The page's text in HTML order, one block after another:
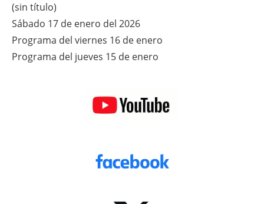
(sin título)
Sábado 17 de enero del 2026
Programa del viernes 16 de enero
Programa del jueves 15 de enero